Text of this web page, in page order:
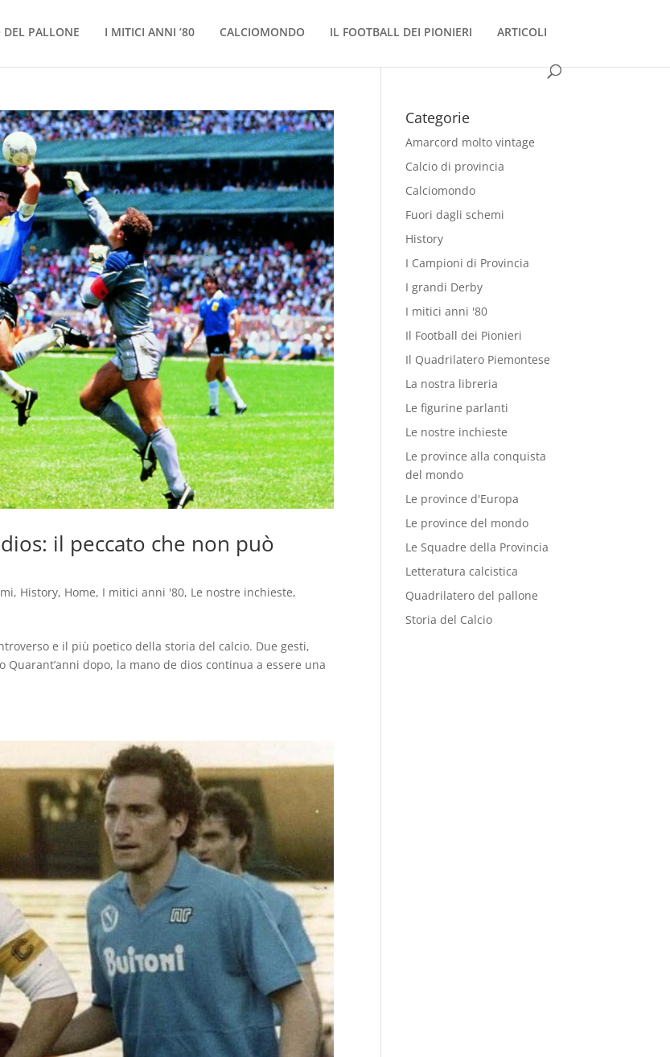
DEL PALLONE I MITICI ANNI ’80 CALCIOMONDO IL FOOTBALL DEI PIONIERI ARTICOLI
il peccato che non può
, History, Home, I mitici anni '80, Le nostre inchieste,
e il più poetico della storia del calcio. Due gesti,
dopo, la mano de dios continua a essere una
Categorie
Amarcord molto vintage
Calcio di provincia
Calciomondo
Fuori dagli schemi
History
I Campioni di Provincia
I grandi Derby
I mitici anni '80
Il Football dei Pionieri
Il Quadrilatero Piemontese
La nostra libreria
Le figurine parlanti
Le nostre inchieste
Le province alla conquista
del mondo
Le province d'Europa
Le province del mondo
Le Squadre della Provincia
Letteratura calcistica
Quadrilatero del pallone
Storia del Calcio